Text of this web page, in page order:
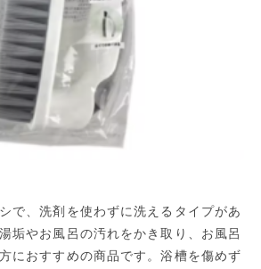
で、洗剤を使わずに洗えるタイプがあ
垢やお風呂の汚れをかき取り、お風呂
におすすめの商品です。浴槽を傷めず